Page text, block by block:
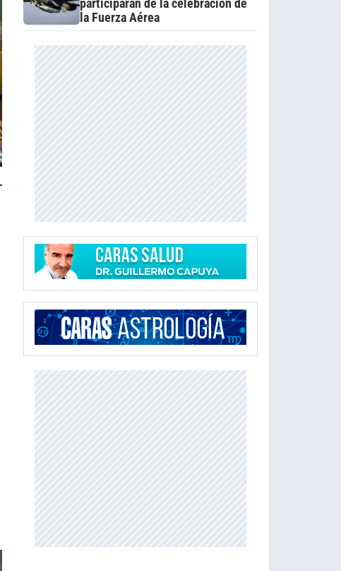
participarán de la celebración de
la Fuerza Aérea